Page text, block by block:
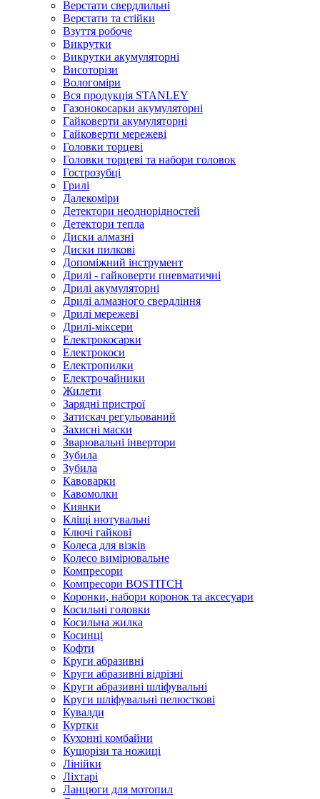
Верстати свердлильні
Верстати та стійки
Взуття робоче
Викрутки
Викрутки акумуляторні
Висоторізи
Вологоміри
Вся продукція STANLEY
Газонокосарки акумуляторні
Гайковерти акумуляторні
Гайковерти мережеві
Головки торцеві
Головки торцеві та набори головок
Гострозубці
Грилі
Далекоміри
Детектори неоднорідностей
Детектори тепла
Диски алмазні
Диски пилкові
Допоміжний інструмент
Дрилі - гайковерти пневматичні
Дрилі акумуляторні
Дрилі алмазного свердління
Дрилі мережеві
Дрилі-міксери
Електрокосарки
Електрокоси
Електропилки
Електрочайники
Жилети
Зарядні пристрої
Затискач регульований
Захисні маски
Зварювальні інвертори
Зубила
Зубила
Кавоварки
Кавомолки
Киянки
Кліщі нютувальні
Ключі гайкові
Колеса для візків
Колесо вимірювальне
Компресори
Компресори BOSTITCH
Коронки, набори коронок та аксесуари
Косильні головки
Косильна жилка
Косинці
Кофти
Круги абразивні
Круги абразивні відрізні
Круги абразивні шліфувальні
Круги шліфувальні пелюсткові
Кувалди
Куртки
Кухонні комбайни
Кущорізи та ножиці
Лінійки
Ліхтарі
Ланцюги для мотопил